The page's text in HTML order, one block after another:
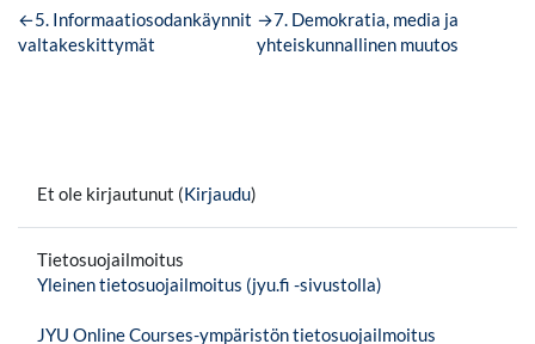
←5. Informaatiosodankäynnit
valtakeskittymät
→7. Demokratia, media ja
yhteiskunnallinen muutos
Et ole kirjautunut (Kirjaudu)
Tietosuojailmoitus
Yleinen tietosuojailmoitus (jyu.fi -sivustolla)
JYU Online Courses-ympäristön tietosuojailmoitus